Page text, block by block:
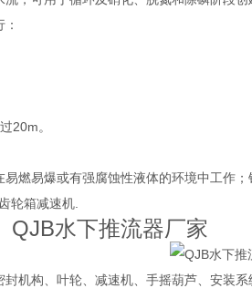
行：
20m。
燃易爆或有强腐蚀性液体的环境中工作
轮箱减速机.
流器厂家
机构、叶轮、减速机、手摇葫芦、安装